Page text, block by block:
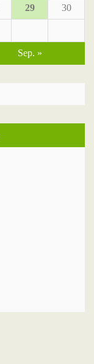
29 30
Sep. »